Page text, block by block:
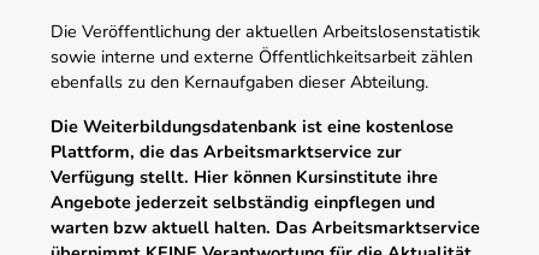
Die Veröffentlichung der aktuellen Arbeitslosenstatistik
sowie interne und externe Öffentlichkeitsarbeit zählen
ebenfalls zu den Kernaufgaben dieser Abteilung.
Die Weiterbildungsdatenbank ist eine kostenlose
Plattform, die das Arbeitsmarktservice zur
Verfügung stellt. Hier können Kursinstitute ihre
Angebote jederzeit selbständig einpflegen und
warten bzw aktuell halten. Das Arbeitsmarktservice